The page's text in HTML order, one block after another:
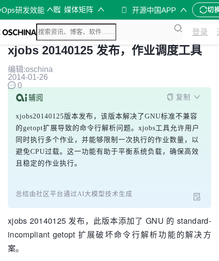
研发效能 媒体矩阵 开源中国APP 切
登录
xjobs 20140125 发布，作业调度工具
编辑:oschina
2014-01-26
0
复制
xjobs20140125版本发布，该版本解决了GNU标准不兼容
的getopt扩展导致的命令行解析问题。xjobs工具允许用户
同时执行多个作业，并能够限制一次执行的作业数量，以
避免CPU过载。这一功能有助于平衡系统负载，确保高效
且稳定的作业执行。
总结由社区平台通过AI大模型技术生成
xjobs 20140125 发布，此版本添加了 GNU 的 standard-
incompliant getopt 扩展破坏命令行解析功能的解决方
案。